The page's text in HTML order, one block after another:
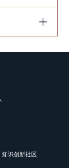
知识创新社区